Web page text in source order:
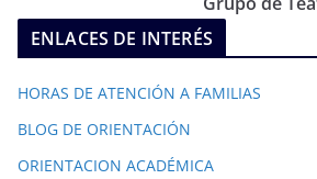
ENLACES DE INTERÉS
HORAS DE ATENCIÓN A FAMILIAS
BLOG DE ORIENTACIÓN
ORIENTACION ACADÉMICA